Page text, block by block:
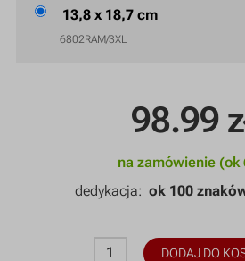
98.99
na zamówienie (ok
dedykacja:ok 100
DODAJ DO
13,8 x 18,7 cm
6802RAM/3XL